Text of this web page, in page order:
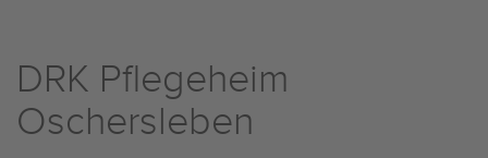
DRK Pflegeheim
Oschersleben